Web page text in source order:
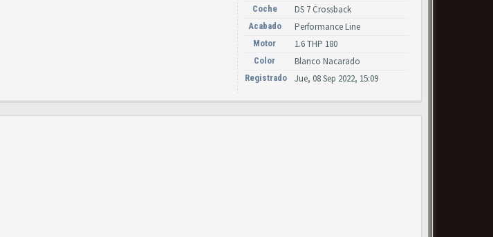
Coche DS 7 Crossback
Acabado Performance Line
Motor 1.6 THP 180
Color Blanco Nacarado
Registrado Jue, 08 Sep 2022, 15:09